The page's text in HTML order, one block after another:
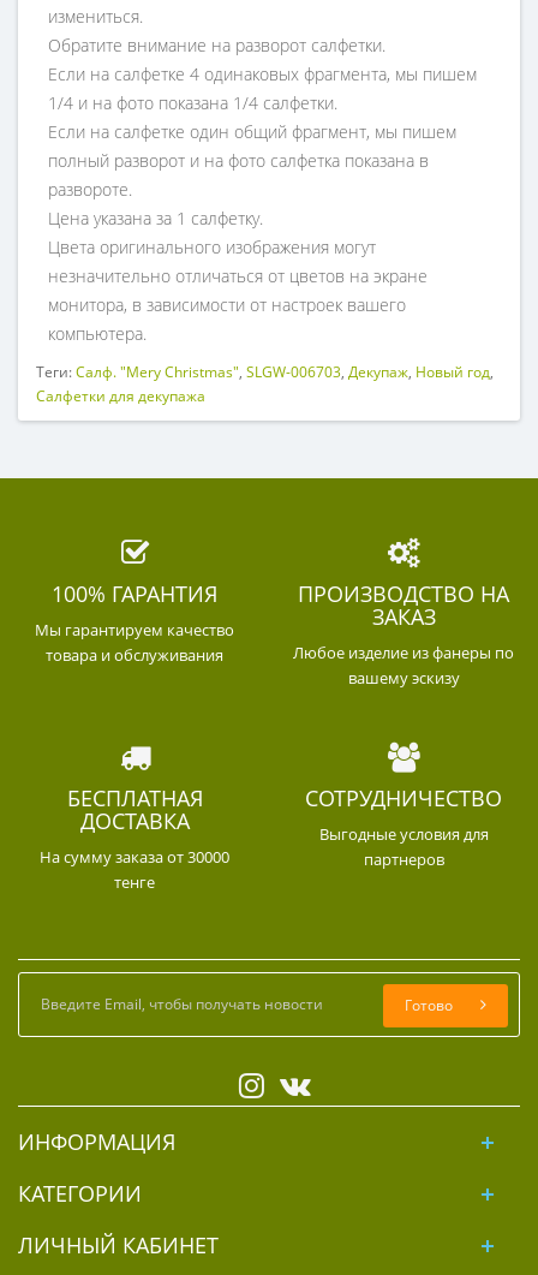
измениться.
Обратите внимание на разворот салфетки.
Если на салфетке 4 одинаковых фрагмента, мы пишем
1/4 и на фото показана 1/4 салфетки.
Если на салфетке один общий фрагмент, мы пишем
полный разворот и на фото салфетка показана в
развороте.
Цена указана за 1 салфетку.
Цвета оригинального изображения могут
незначительно отличаться от цветов на экране
монитора, в зависимости от настроек вашего
компьютера.
Теги:Салф. "Mery Christmas", SLGW-006703, Декупаж, Новый год,
Салфетки для декупажа
100% ГАРАНТИЯ
Мы гарантируем качество
товара и обслуживания
ПРОИЗВОДСТВО НА
ЗАКАЗ
Любое изделие из фанеры по
вашему эскизу
БЕСПЛАТНАЯ
ДОСТАВКА
На сумму заказа от 30000
тенге
СОТРУДНИЧЕСТВО
Выгодные условия для
партнеров
Готово
ИНФОРМАЦИЯ
КАТЕГОРИИ
ЛИЧНЫЙ КАБИНЕТ